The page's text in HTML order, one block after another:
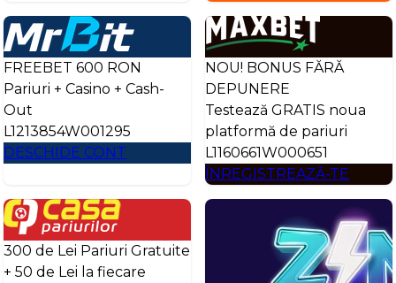
FREEBET 600 RON
Pariuri + Casino + Cash-
Out
L1213854W001295
DESCHIDE CONT
NOU! BONUS FĂRĂ
DEPUNERE
Testează GRATIS noua
platformă de pariuri
L1160661W000651
ÎNREGISTREAZĂ-TE
300 de Lei Pariuri Gratuite
+ 50 de Lei la fiecare